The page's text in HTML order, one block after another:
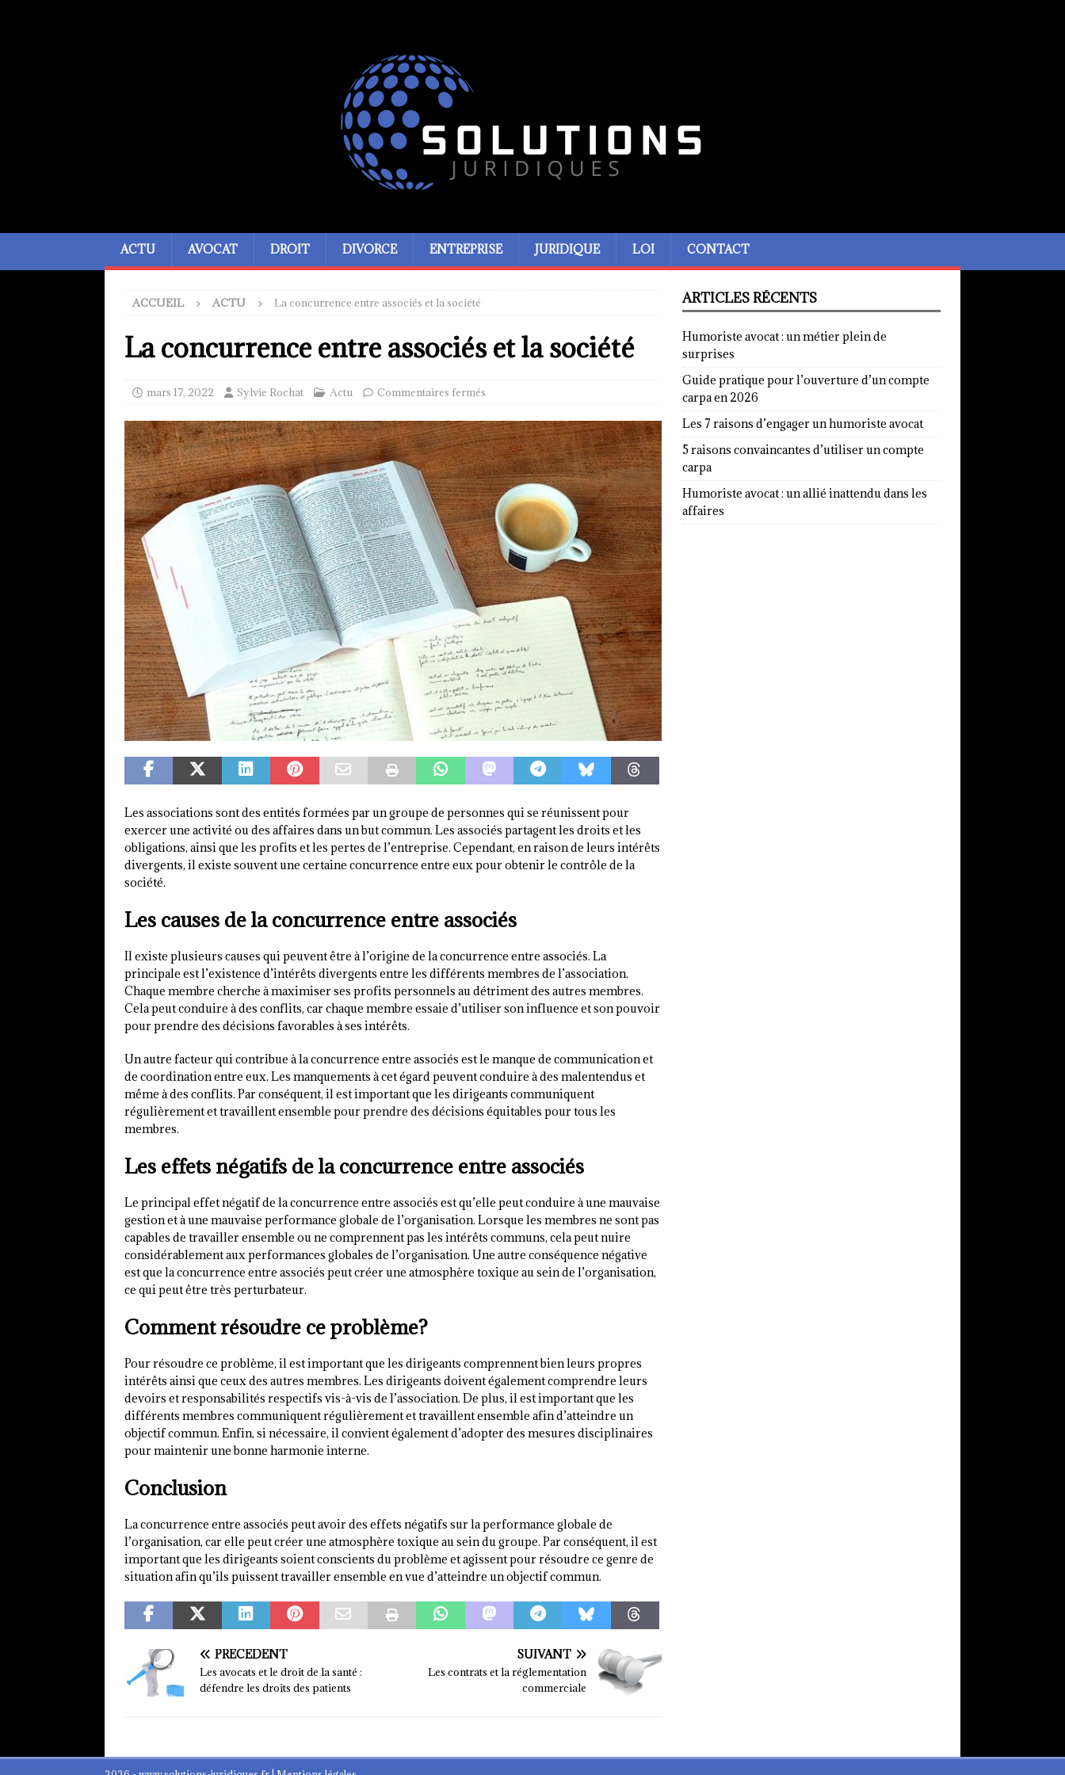
ACTU AVOCAT DROIT DIVORCE ENTREPRISE JURIDIQUE LOI CONTACT
ACCUEIL ACTU La concurrence entre associés et la société
La concurrence entre associés et la société
mars 17, 2022 Sylvie Rochat Actu Commentaires fermés
Les associations sont des entités formées par un groupe de personnes qui se réunissent pour
exercer une activité ou des affaires dans un but commun. Les associés partagent les droits et les
obligations, ainsi que les profits et les pertes de l’entreprise. Cependant, en raison de leurs intérêts
divergents, il existe souvent une certaine concurrence entre eux pour obtenir le contrôle de la
société.
Les causes de la concurrence entre associés
Il existe plusieurs causes qui peuvent être à l’origine de la concurrence entre associés. La
principale est l’existence d’intérêts divergents entre les différents membres de l’association.
Chaque membre cherche à maximiser ses profits personnels au détriment des autres membres.
Cela peut conduire à des conflits, car chaque membre essaie d’utiliser son influence et son pouvoir
pour prendre des décisions favorables à ses intérêts.
Un autre facteur qui contribue à la concurrence entre associés est le manque de communication et
de coordination entre eux. Les manquements à cet égard peuvent conduire à des malentendus et
même à des conflits. Par conséquent, il est important que les dirigeants communiquent
régulièrement et travaillent ensemble pour prendre des décisions équitables pour tous les
membres.
Les effets négatifs de la concurrence entre associés
Le principal effet négatif de la concurrence entre associés est qu’elle peut conduire à une mauvaise
gestion et à une mauvaise performance globale de l’organisation. Lorsque les membres ne sont pas
capables de travailler ensemble ou ne comprennent pas les intérêts communs, cela peut nuire
considérablement aux performances globales de l’organisation. Une autre conséquence négative
est que la concurrence entre associés peut créer une atmosphère toxique au sein de l’organisation,
ce qui peut être très perturbateur.
Comment résoudre ce problème?
Pour résoudre ce problème, il est important que les dirigeants comprennent bien leurs propres
intérêts ainsi que ceux des autres membres. Les dirigeants doivent également comprendre leurs
devoirs et responsabilités respectifs vis-à-vis de l’association. De plus, il est important que les
différents membres communiquent régulièrement et travaillent ensemble afin d’atteindre un
objectif commun. Enfin, si nécessaire, il convient également d’adopter des mesures disciplinaires
pour maintenir une bonne harmonie interne.
Conclusion
La concurrence entre associés peut avoir des effets négatifs sur la performance globale de
l’organisation, car elle peut créer une atmosphère toxique au sein du groupe. Par conséquent, il est
important que les dirigeants soient conscients du problème et agissent pour résoudre ce genre de
situation afin qu’ils puissent travailler ensemble en vue d’atteindre un objectif commun.
PRÉCÉDENT
Les avocats et le droit de la santé :
défendre les droits des patients
SUIVANT
Les contrats et la réglementation
commerciale
ARTICLES RÉCENTS
Humoriste avocat : un métier plein de
surprises
Guide pratique pour l’ouverture d’un compte
carpa en 2026
Les 7 raisons d’engager un humoriste avocat
5 raisons convaincantes d’utiliser un compte
carpa
Humoriste avocat : un allié inattendu dans les
affaires